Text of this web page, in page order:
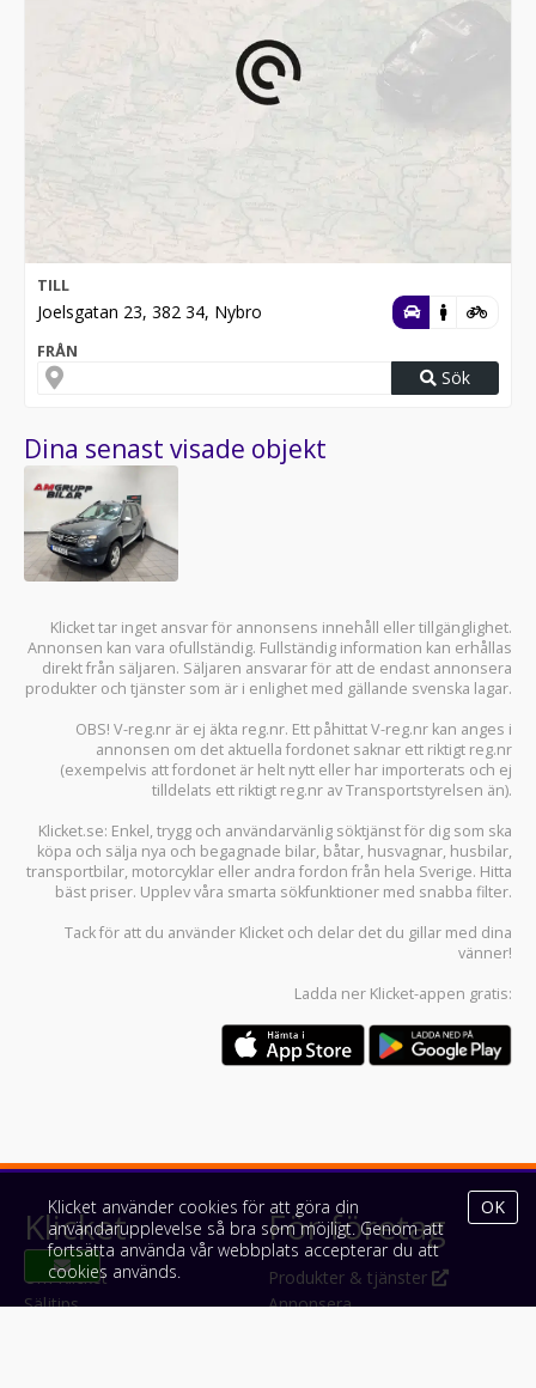
TILL
Joelsgatan 23, 382 34, Nybro
FRÅN
Sök
Dina senast visade objekt
Klicket tar inget ansvar för annonsens innehåll eller tillgänglighet.
Annonsen kan vara ofullständig. Fullständig information kan erhållas
direkt från säljaren. Säljaren ansvarar för att de endast annonsera
produkter och tjänster som är i enlighet med gällande svenska lagar.
OBS! V-reg.nr är ej äkta reg.nr. Ett påhittat V-reg.nr kan anges i
annonsen om det aktuella fordonet saknar ett riktigt reg.nr
(exempelvis att fordonet är helt nytt eller har importerats och ej
tilldelats ett riktigt reg.nr av Transportstyrelsen än).
Klicket.se: Enkel, trygg och användarvänlig söktjänst för dig som ska
köpa och sälja nya och begagnade bilar, båtar, husvagnar, husbilar,
transportbilar, motorcyklar eller andra fordon från hela Sverige. Hitta
bäst priser. Upplev våra smarta sökfunktioner med snabba filter.
Tack för att du använder Klicket och delar det du gillar med dina
vänner!
Ladda ner Klicket-appen gratis:
Klicket
Om Klicket
Säljtips
För företag
Produkter & tjänster
Annonsera
Klicket använder cookies för att göra din
användarupplevelse så bra som möjligt. Genom att
fortsätta använda vår webbplats accepterar du att
cookies används.
OK